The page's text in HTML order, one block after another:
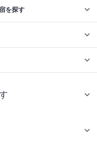
を探す